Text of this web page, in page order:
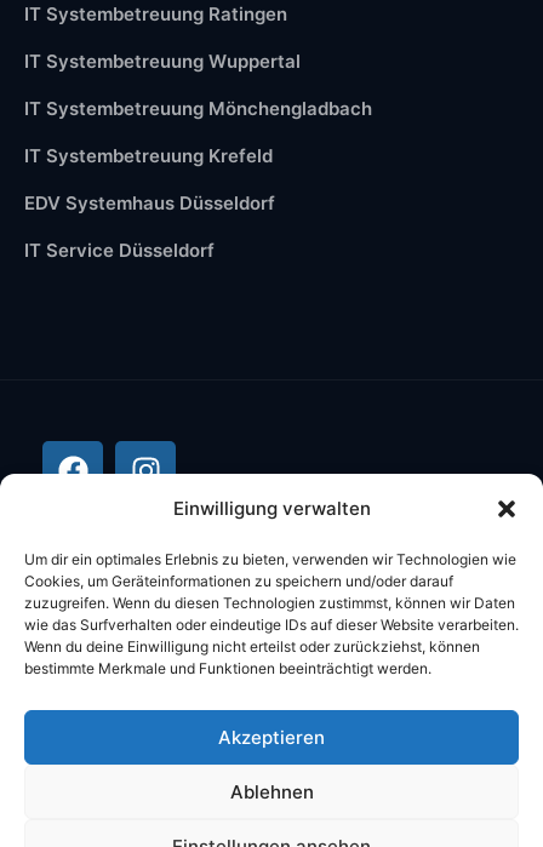
Einwilligung verwalten
Um dir ein optimales Erlebnis zu bieten, verwenden wir Technologien wie
Cookies, um Geräteinformationen zu speichern und/oder darauf
zuzugreifen. Wenn du diesen Technologien zustimmst, können wir Daten
wie das Surfverhalten oder eindeutige IDs auf dieser Website verarbeiten.
Wenn du deine Einwilligung nicht erteilst oder zurückziehst, können
bestimmte Merkmale und Funktionen beeinträchtigt werden.
Akzeptieren
Ablehnen
IT Systembetreuung Ratingen
IT Systembetreuung Wuppertal
IT Systembetreuung Mönchengladbach
IT Systembetreuung Krefeld
EDV Systemhaus Düsseldorf
IT Service Düsseldorf
IMPRESSUM